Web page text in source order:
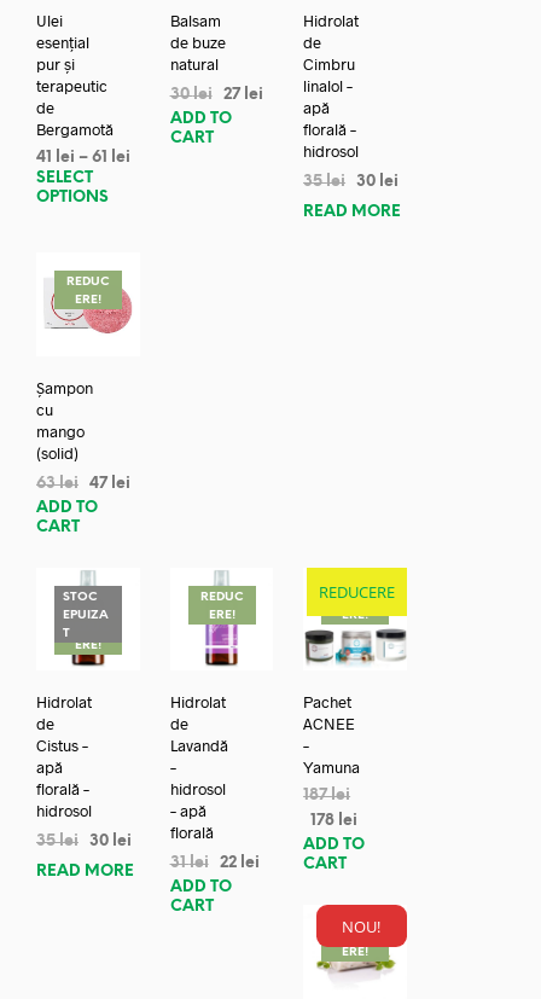
Ulei
esențial
pur și
terapeutic
de
Bergamotă
41 lei – 61
lei
SELECT
OPTIONS
Balsam
de buze
natural
30lei 27 lei
ADD TO
CART
Hidrolat
de
Cimbru
linalol –
apă
florală –
hidrosol
35lei 30 lei
READ MORE
REDUC
ERE!
Șampon
cu
mango
(solid)
63lei 47 lei
ADD TO
CART
STOC
EPUIZA
TREDUC
ERE!
Hidrolat
de
Cistus –
apă
florală –
hidrosol
35lei 30 lei
READ MORE
REDUC
ERE!
Hidrolat
de
Lavandă
–
hidrosol
– apă
florală
31lei 22 lei
ADD TO
CART
REDUCERE
REDUC
ERE!
Pachet
ACNEE
–
Yamuna
187lei
178 lei
ADD TO
CART
NOU!
REDUC
ERE!